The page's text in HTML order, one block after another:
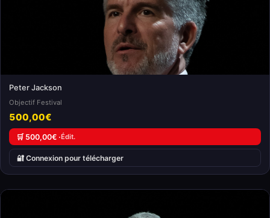
Peter Jackson
Objectif Festival
500,00€
🛒 500,00€ ·Édit.
🔐 Connexion pour télécharger